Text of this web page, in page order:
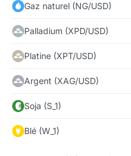
Gaz naturel (NG/USD)
Palladium (XPD/USD)
Platine (XPT/USD)
Argent (XAG/USD)
Soja (S_1)
Blé (W_1)